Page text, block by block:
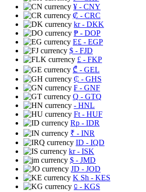
¥ - CNY
₡ - CRC
kr- DKK
₱ - DOP
E£ - EGP
$ - FJD
£ - FKP
₾ - GEL
₵ - GHS
₣ - GNF
Q - GTQ
- HNL
Ft - HUF
Rp - IDR
₹ - INR
ID - IQD
kr- ISK
$ - JMD
JD - JOD
K Sh - KES
⃀ - KGS